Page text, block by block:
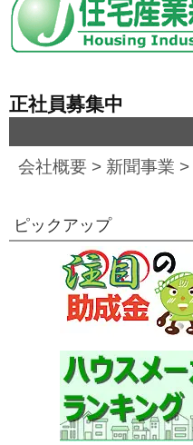
正社員募集中
会社概要 > 新聞事業 >
ピックアップ